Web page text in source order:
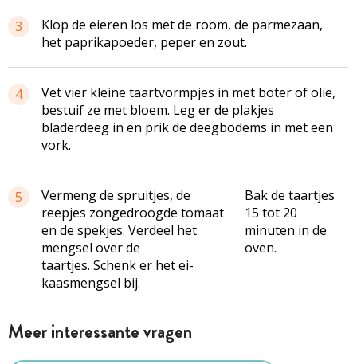
3
Klop de eieren los met de room, de parmezaan,
het paprikapoeder, peper en zout.
4
Vet vier kleine taartvormpjes in met boter of olie,
bestuif ze met bloem. Leg er de plakjes
bladerdeeg in en prik de deegbodems in met een
vork.
5
Vermeng de spruitjes, de
reepjes zongedroogde tomaat
en de spekjes. Verdeel het
mengsel over de
taartjes. Schenk er het ei-
kaasmengsel bij.
Bak de taartjes
15 tot 20
minuten in de
oven.
Meer interessante vragen